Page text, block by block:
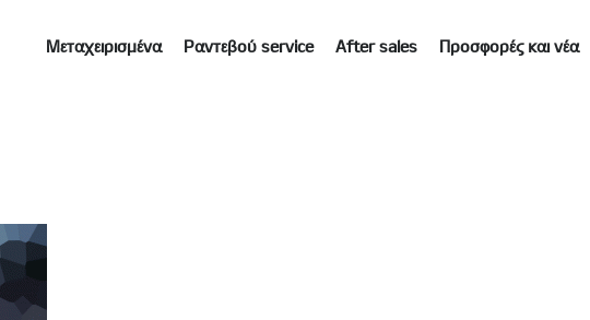
Προσφορές και νέα
After sales
Ραντεβού service
Μεταχειρισμένα